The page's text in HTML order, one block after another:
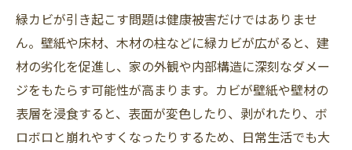
緑カビが引き起こす問題は健康被害だけではありませ
ん。壁紙や床材、木材の柱などに緑カビが広がると、建
材の劣化を促進し、家の外観や内部構造に深刻なダメー
ジをもたらす可能性が高まります。カビが壁紙や壁材の
表層を浸食すると、表面が変色したり、剥がれたり、ボ
ロボロと崩れやすくなったりするため、日常生活でも大